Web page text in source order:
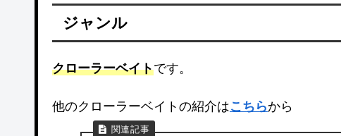
ジャンル
クローラーベイトです。
他のクローラーベイトの紹介はこちらから